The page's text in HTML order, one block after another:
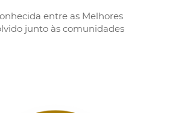
entre as Melhores
junto às comunidades